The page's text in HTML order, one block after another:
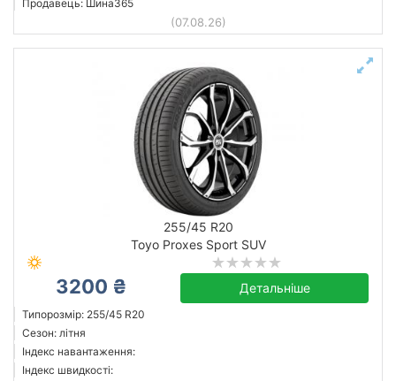
Продавець: Шина365
(07.08.26)
255/45 R20
Toyo Proxes Sport SUV
3200 ₴ Детальніше
Типорозмір: 255/45 R20
Сезон: літня
Індекс навантаження:
Індекс швидкості: